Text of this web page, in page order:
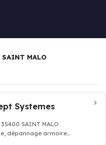
SAINT MALO
Systemes
SAINT MALO
dépannage armoire